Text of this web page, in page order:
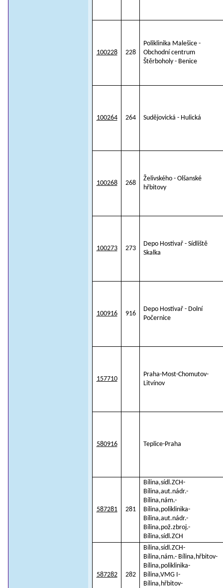
100228 228
Poliklinika Malešice -
Obchodní centrum
Štěrboholy - Benice
100264 264 Sudějovická - Hulická
100268 268
Želivského - Olšanské
hřbitovy
100273 273
Depo Hostivař - Sídliště
Skalka
100916 916
Depo Hostivař - Dolní
Počernice
157710
Praha-Most-Chomutov-
Litvínov
580916 Teplice-Praha
587281 281
Bílina,sídl.ZCH-
Bílina,aut.nádr.-
Bílina,nám.-
Bílina,poliklinika-
Bílina,aut.nádr.-
Bílina,pož.zbroj.-
Bílina,sídl.ZCH
587282 282
Bílina,sídl.ZCH-
Bílina,nám.- Bílina,hřbitov-
Bílina,poliklinika-
Bílina,VMG I-
Bílina,hřbitov-